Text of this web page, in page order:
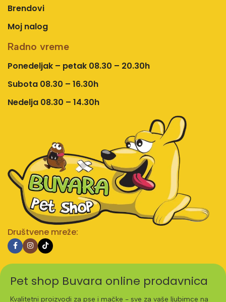
Brendovi
Moj nalog
Radno vreme
Ponedeljak – petak 08.30 – 20.30h
Subota 08.30 – 16.30h
Nedelja 08.30 – 14.30h
Društvene mreže:
Pet shop Buvara online prodavnica
Kvalitetni proizvodi za pse i mačke - sve za vaše ljubimce na